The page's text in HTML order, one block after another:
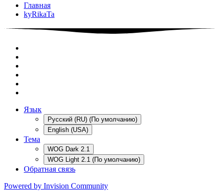
Главная
kyRikaTa
Язык
Русский (RU) (По умолчанию)
English (USA)
Тема
WOG Dark 2.1
WOG Light 2.1 (По умолчанию)
Обратная связь
Powered by Invision Community